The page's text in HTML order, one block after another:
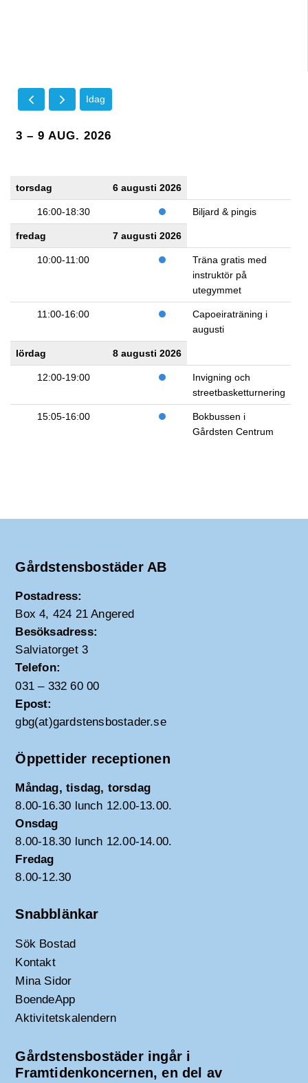
Idag
3 – 9 AUG. 2026
torsdag 6 augusti 2026
16:00-18:30 Biljard & pingis
fredag 7 augusti 2026
10:00-11:00
Träna gratis med
instruktör på
utegymmet
11:00-16:00
Capoeiraträning i
augusti
lördag 8 augusti 2026
12:00-19:00
Invigning och
streetbasketturnering
15:05-16:00
Bokbussen i
Gårdsten Centrum
Gårdstensbostäder AB
Postadress:
Box 4, 424 21 Angered
Besöksadress:
Salviatorget 3
Telefon:
031 – 332 60 00
Epost:
gbg(at)gardstensbostader.se
Öppettider receptionen
Måndag, tisdag, torsdag
8.00-16.30 lunch 12.00-13.00.
Onsdag
8.00-18.30 lunch 12.00-14.00.
Fredag
8.00-12.30
Snabblänkar
Sök Bostad
Kontakt
Mina Sidor
BoendeApp
Aktivitetskalendern
Gårdstensbostäder ingår i
Framtidenkoncernen, en del av